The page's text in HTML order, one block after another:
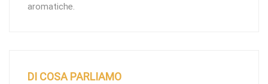
aromatiche.
DI COSA PARLIAMO